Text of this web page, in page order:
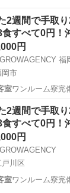
2週間で手取
食すべて0円！
円
福
市
室ワンルーム寮完
バー 客室
2週間で手取
食すべて0円！
円
川区
室ワンルーム寮完